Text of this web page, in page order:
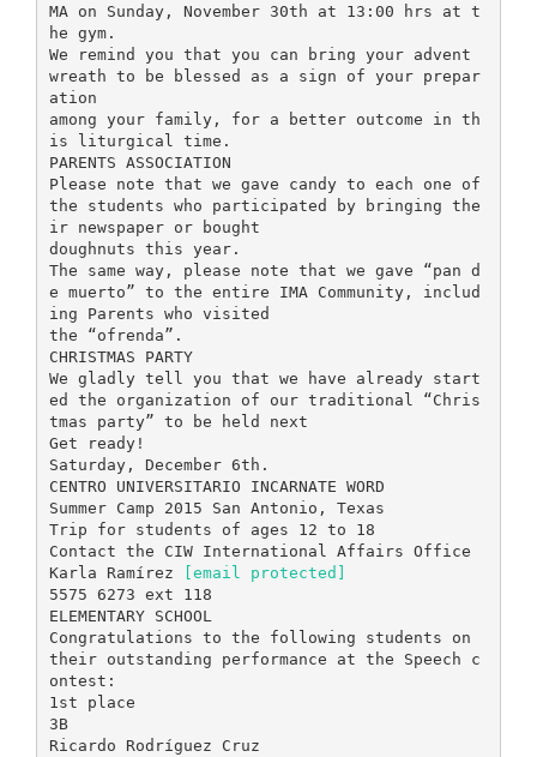
[email protected]
5575 6273 ext 118
ELEMENTARY SCHOOL
Congratulations to the following students on
their outstanding performance at the Speech c
ontest:
1st place
3B
Ricardo Rodríguez Cruz